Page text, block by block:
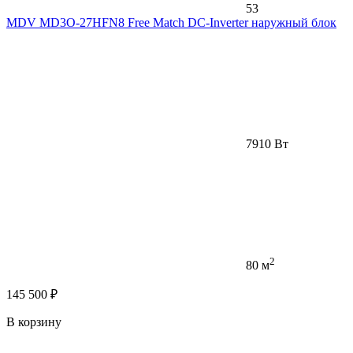
53
MDV MD3O-27HFN8 Free Match DC-Inverter наружный блок
7910 Вт
80 м2
145 500 ₽
В корзину